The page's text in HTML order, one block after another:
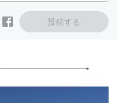
投稿する